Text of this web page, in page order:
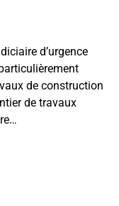
d’urgence
de construction
de travaux